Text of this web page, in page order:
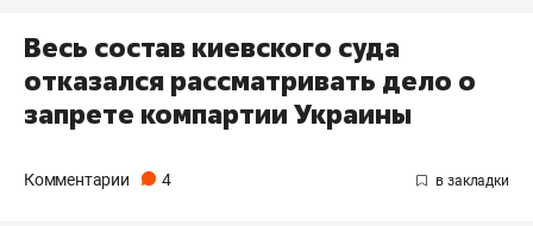
Весь состав киевского суда
отказался рассматривать дело о
запрете компартии Украины
Комментарии 4